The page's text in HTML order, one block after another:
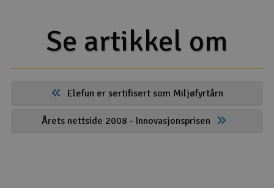
Se artikkel om
Elefun er sertifisert som Miljøfyrtårn
Årets nettside 2008 - Innovasjonsprisen